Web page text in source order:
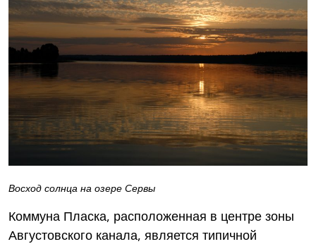
Восход солнца на озере Сервы
Коммуна Пласка, расположенная в центре зоны
Августовского канала, является типичной